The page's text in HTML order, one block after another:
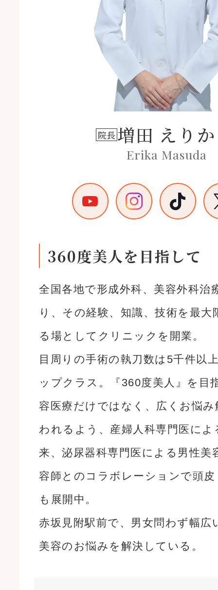
院長増田 えりか
Erika Masuda
360度美人を目指して
全国各地で形成外科、美容外科治
り、その経験、知識、技術を最大
る場としてクリニックを開業。
目周りの手術の執刀数は5千件以
ップクラス。『360度美人』を目
容医療だけではなく、広くお悩み
われるよう、産婦人科専門医によ
来、泌尿器科専門医による男性美
容師とのコラボレーションで頭皮
も展開中。
赤坂見附駅前で、男女問わず幅広
美容のお悩みを解決している。